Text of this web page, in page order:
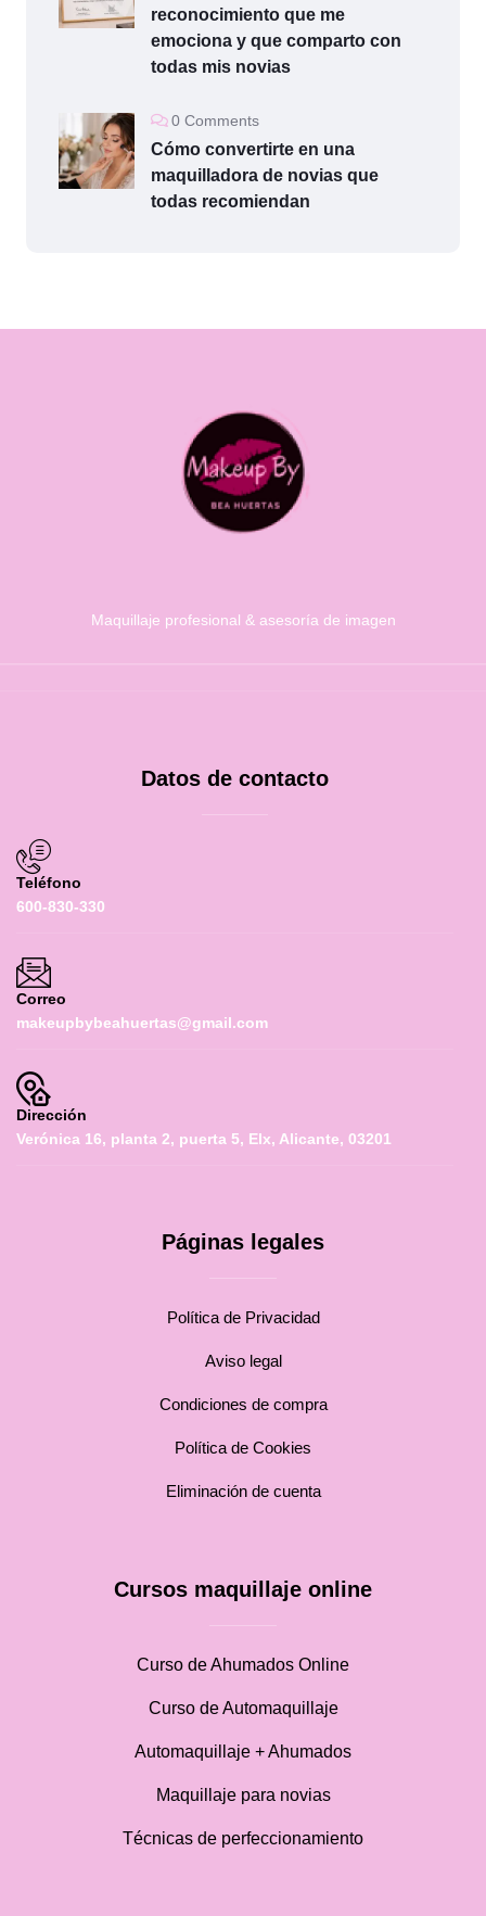
reconocimiento que me
emociona y que comparto con
todas mis novias
0 Comments
Cómo convertirte en una
maquilladora de novias que
todas recomiendan
Maquillaje profesional & asesoría de imagen
Datos de contacto
Teléfono
600-830-330
Correo
makeupbybeahuertas@gmail.com
Dirección
Verónica 16, planta 2, puerta 5, Elx, Alicante, 03201
Páginas legales
Política de Privacidad
Aviso legal
Condiciones de compra
Política de Cookies
Eliminación de cuenta
Cursos maquillaje online
Curso de Ahumados Online
Curso de Automaquillaje
Automaquillaje + Ahumados
Maquillaje para novias
Técnicas de perfeccionamiento